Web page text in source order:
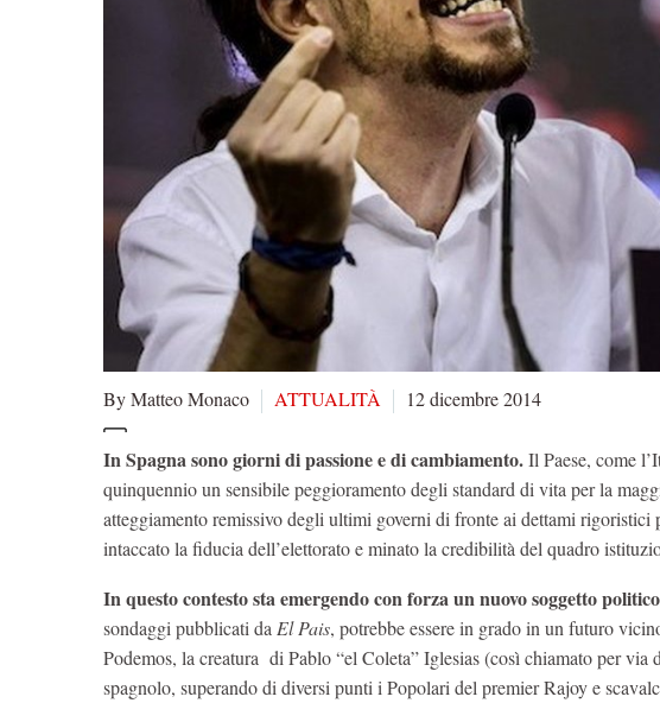
By Matteo Monaco ATTUALITÀ 12 dicembre 2014
In Spagna sono giorni di passione e di cambiamento.Il Paese, come
quinquennio un sensibile peggioramento degli standard di vita per la
atteggiamento remissivo degli ultimi governi di fronte ai dettami
intaccato la fiducia dell’elettorato e minato la credibilità del quadro
In questo contesto sta emergendo con forza un nuovo soggetto politico
sondaggi pubblicati daEl Pais, potrebbe essere in grado in un futuro
Podemos, la creatura di Pablo “el Coleta” Iglesias (così chiamato per
spagnolo, superando di diversi punti i Popolari del premier Rajoy e